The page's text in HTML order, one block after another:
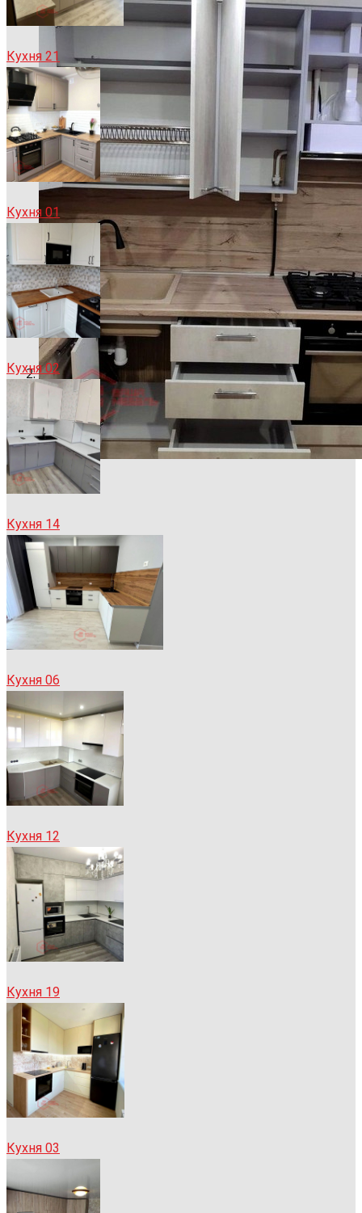
Кухня 21
Кухня 01
Кухня 02
Кухня 14
Кухня 06
Кухня 12
Кухня 19
Кухня 03